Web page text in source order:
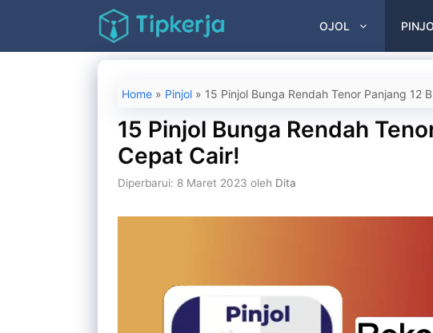
isi
OJOL
Home » Pinjol » 15 Pinjol Bunga Rendah Tenor Panjang 12
15 Pinjol Bunga Rendah
Cepat Cair!
Diperbarui: 8 Maret 2023 oleh Dita